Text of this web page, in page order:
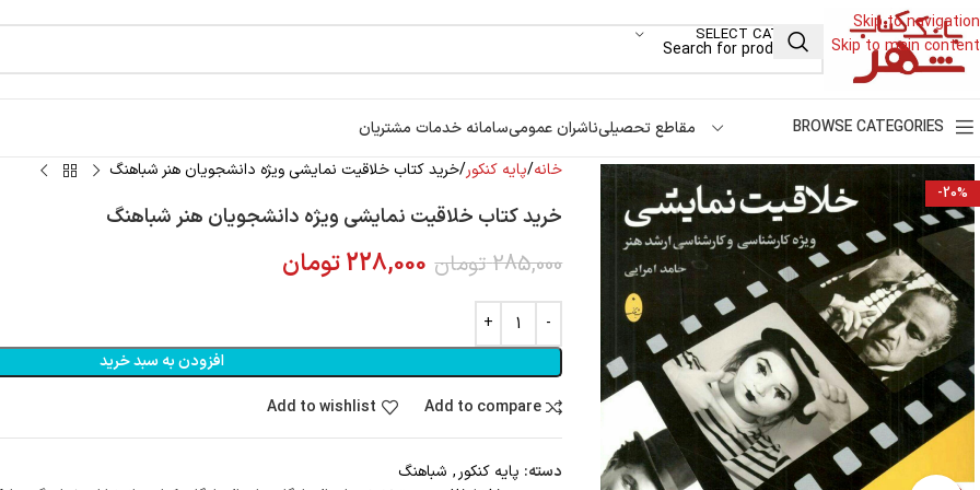
Skip to navigation
Skip to main content
SELECT CATEGORY
BROWSE CATEGORIES مقاطع تحصیلیناشران عمومیسامانه خدمات مشتریان
-20%
خانه پایه کنکور خرید کتاب خلاقیت نمایشی ویژه دانشجویان هنر شباهنگ
خرید کتاب خلاقیت نمایشی ویژه دانشجویان هنر شباهنگ
285,000 تومان 228,000تومان
افزودن به سبد خرید
Add to compare
Add to wishlist
دسته: پایه کنکور, شباهنگ